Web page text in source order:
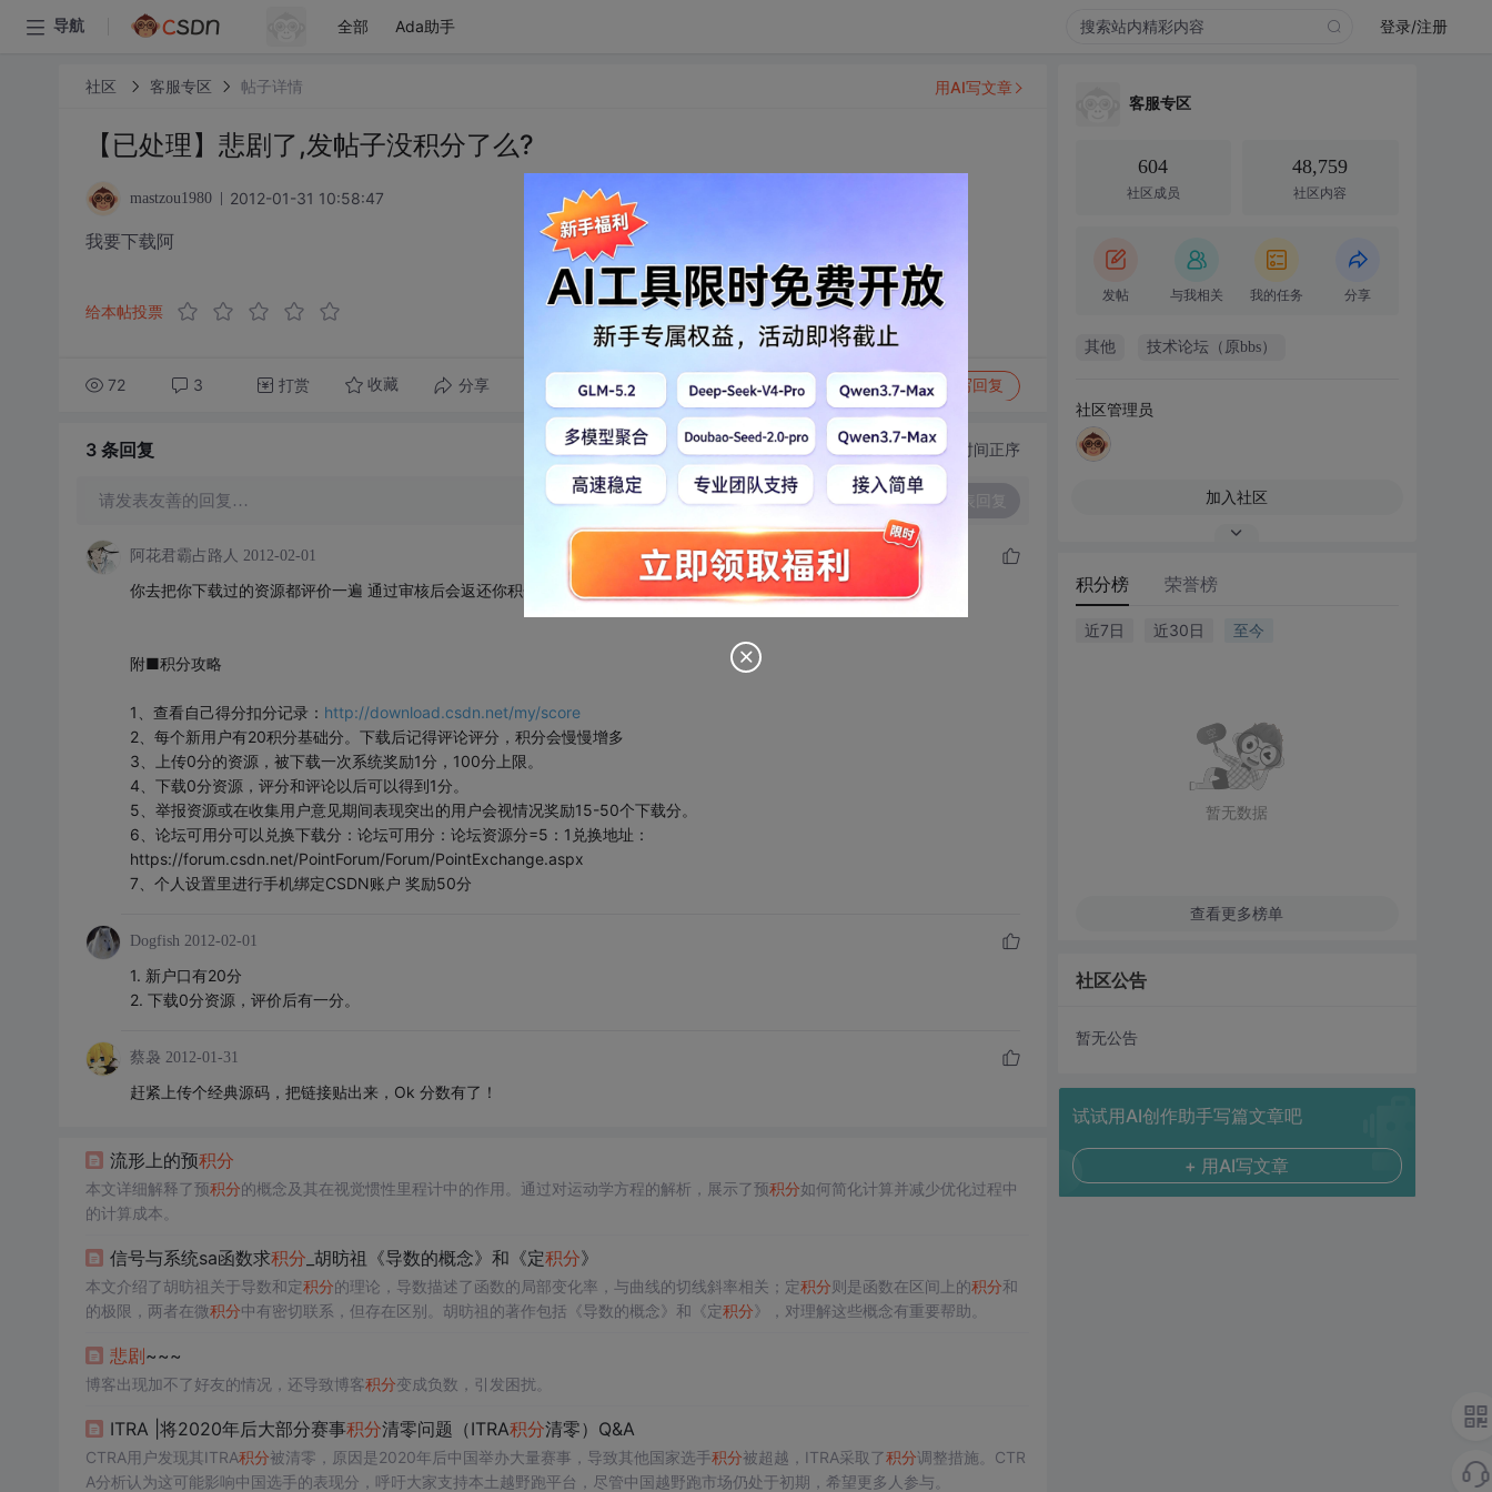
导航 全部 Ada助手 登录/注册
社区 客服专区 帖子详情
【已处理】悲剧了,发帖子没积分了么?
mastzou1980 2012-01-31 10:58:47
我要下载阿
给本帖投票
72 3 打赏 收藏 分享 转发到动态 举报 写回复
用AI写文章
3 条回复 切换为时间正序
请发表友善的回复… 发表回复
阿花君霸占路人 2012-02-01
你去把你下载过的资源都评价一遍 通过审核后会返还你积分的。
附■积分攻略
1、查看自己得分扣分记录： http://download.csdn.net/my/score
2、每个新用户有20积分基础分。下载后记得评论评分，积分会慢慢增多
3、上传0分的资源，被下载一次系统奖励1分，100分上限。
4、下载0分资源，评分和评论以后可以得到1分。
5、举报资源或在收集用户意见期间表现突出的用户会视情况奖励15-50个下载分。
6、论坛可用分可以兑换下载分：论坛可用分：论坛资源分=5：1兑换地址：
https://forum.csdn.net/PointForum/Forum/PointExchange.aspx
7、个人设置里进行手机绑定CSDN账户 奖励50分
Dogfish 2012-02-01
1. 新户口有20分
2. 下载0分资源，评价后有一分。
蔡袅 2012-01-31
赶紧上传个经典源码，把链接贴出来，Ok 分数有了！
流形上的预积分
本文详细解释了预积分的概念及其在视觉惯性里程计中的作用。通过对运动学方程的解析，展示了预积分如何简化计算并减少优化过程中
的计算成本。
信号与系统sa函数求积分 _胡昉祖《导数的概念》和《定积分》
本文介绍了胡昉祖关于导数和定积分的理论，导数描述了函数的局部变化率，与曲线的切线斜率相关；定积分则是函数在区间上的积分和
的极限，两者在微积分中有密切联系，但存在区别。胡昉祖的著作包括《导数的概念》和《定积分》，对理解这些概念有重要帮助。
悲剧~~~
博客出现加不了好友的情况，还导致博客积分变成负数，引发困扰。
ITRA |将2020年后大部分赛事积分清零问题（ITRA积分清零）Q&A
CTRA用户发现其ITRA积分被清零，原因是2020年后中国举办大量赛事，导致其他国家选手积分被超越，ITRA采取了积分调整措施。CTR
A分析认为这可能影响中国选手的表现分，呼吁大家支持本土越野跑平台，尽管中国越野跑市场仍处于初期，希望更多人参与。
客服专区
604
社区成员
48,759
社区内容
发帖 与我相关 我的任务 分享
其他 技术论坛（原bbs）
社区管理员
加入社区
积分榜 荣誉榜
近7日 近30日 至今
暂无数据
查看更多榜单
社区公告
暂无公告
试试用AI创作助手写篇文章吧
+ 用AI写文章